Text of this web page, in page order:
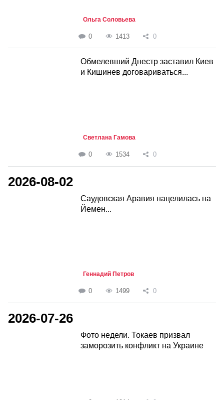
Ольга Соловьева
0 1413 0
Обмелевший Днестр заставил Киев
и Кишинев договариваться...
Светлана Гамова
0 1534 0
2026-08-02
Саудовская Аравия нацелилась на
Йемен...
Геннадий Петров
0 1499 0
2026-07-26
Фото недели. Токаев призвал
заморозить конфликт на Украине